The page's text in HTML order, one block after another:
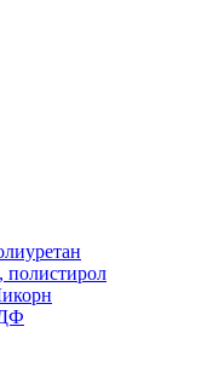
полистирол